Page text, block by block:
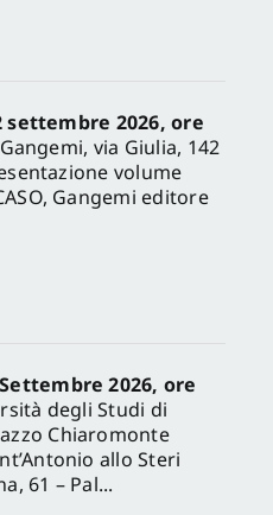
settembre 2026, ore
via Giulia, 142
volume
Gangemi editore
2026, ore
degli Studi di
Chiaromonte
allo Steri
61 – Pal...